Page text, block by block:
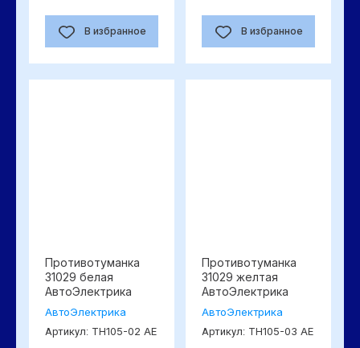
В избранное В избранное
Противотуманка
31029 белая
АвтоЭлектрика
АвтоЭлектрика
Артикул: ТН105-02 AE
Противотуманка
31029 желтая
АвтоЭлектрика
АвтоЭлектрика
Артикул: ТН105-03 АЕ